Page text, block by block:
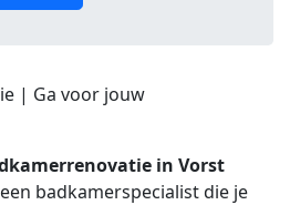
in Vorst
badkamerspecialist die je